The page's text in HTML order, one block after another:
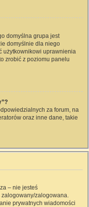
domyślna grupa jest
domyślnie dla niego
użytkownikowi uprawnienia
zrobić z poziomu panelu
za forum, na
oraz inne dane, takie
– nie jesteś
zalogowana.
prywatnych wiadomości